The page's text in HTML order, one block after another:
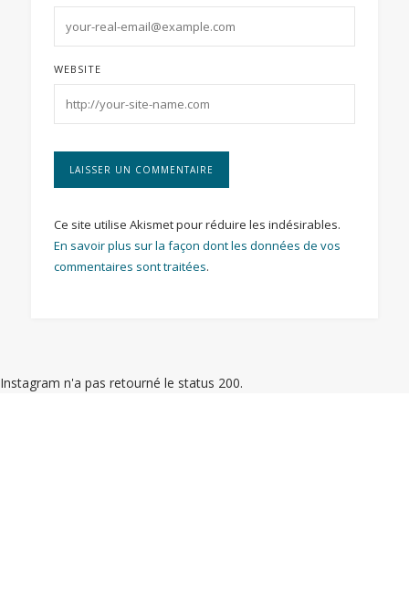
WEBSITE
Ce site utilise Akismet pour réduire les indésirables.
En savoir plus sur la façon dont les données de vos
commentaires sont traitées.
Instagram n'a pas retourné le status 200.